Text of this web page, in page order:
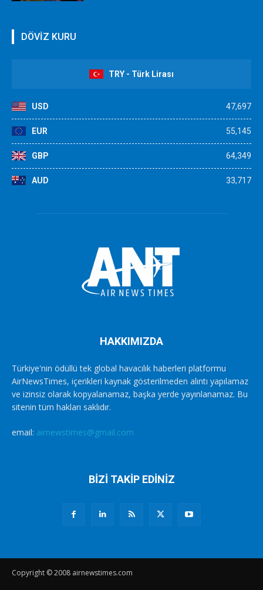
DÖVİZ KURU
TRY - Türk Lirası
USD 47,697
EUR 55,145
GBP 64,349
AUD 33,717
HAKKIMIZDA
Türkiye'nin ödüllü tek global havacılık haberleri platformu
AirNewsTimes, içerikleri kaynak gösterilmeden alıntı yapılamaz
ve izinsiz olarak kopyalanamaz, başka yerde yayınlanamaz. Bu
sitenin tüm hakları saklıdır.
email: airnewstimes@gmail.com
BİZİ TAKİP EDİNİZ
Copyright © 2008 airnewstimes.com